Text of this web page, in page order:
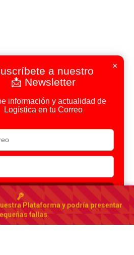
×
a nuestro
📩 Newsletter
información y actualidad de
Logística en tu Correo
Suscribirse
procesos
Portal Logístico de Bolivia
Bolivia▾
© 2023-2026 DirectorioDeCarga.com
Plataforma y podría presentar
fallas